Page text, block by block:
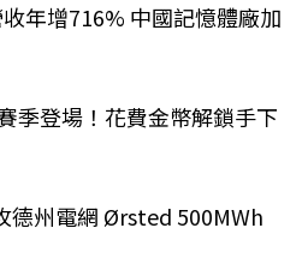
年增716% 中國記憶體廠加
季登場！花費金幣解鎖手下
德州電網 Ørsted 500MWh